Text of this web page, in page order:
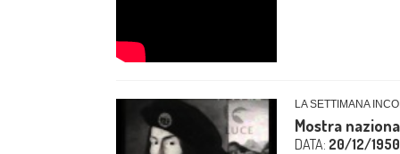
LA SETTIMANA
Mostra
DATA: 20/12/1950